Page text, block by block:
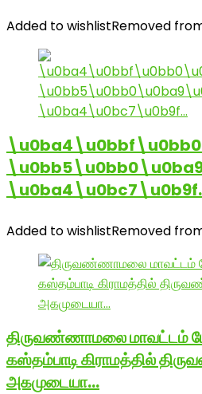
Added to wishlistRemoved
Added to wishlistRemoved
திருவண்ணாமலை மாவட்டம்
கஸ்தம்பாடி கிராமத்தில்
அகமுடையா…